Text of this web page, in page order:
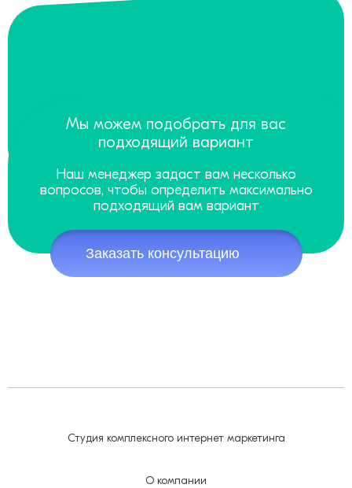
Мы можем подобрать для вас
подходящий вариант
Наш менеджер задаст вам несколько
вопросов, чтобы определить максимально
подходящий вам вариант
Заказать консультацию
Студия комплексного интернет маркетинга
О компании